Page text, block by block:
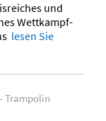
und
Wettkampf-
lesen Sie
Trampolin